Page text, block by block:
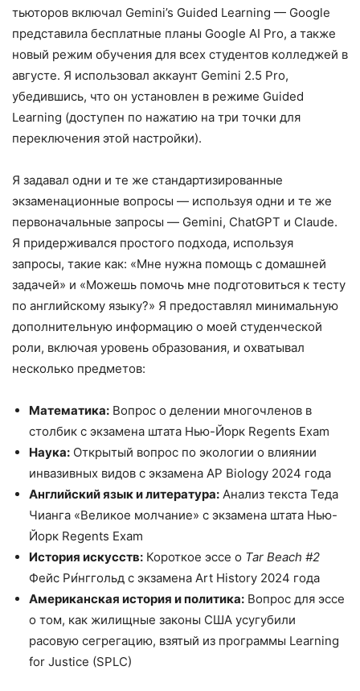
тьюторов включал Gemini’s Guided Learning — Google
представила бесплатные планы Google AI Pro, а также
новый режим обучения для всех студентов колледжей в
августе. Я использовал аккаунт Gemini 2.5 Pro,
убедившись, что он установлен в режиме Guided
Learning (доступен по нажатию на три точки для
переключения этой настройки).
Я задавал одни и те же стандартизированные
экзаменационные вопросы — используя одни и те же
первоначальные запросы — Gemini, ChatGPT и Claude.
Я придерживался простого подхода, используя
запросы, такие как: «Мне нужна помощь с домашней
задачей» и «Можешь помочь мне подготовиться к тесту
по английскому языку?» Я предоставлял минимальную
дополнительную информацию о моей студенческой
роли, включая уровень образования, и охватывал
несколько предметов:
Математика: Вопрос о делении многочленов в
столбик с экзамена штата Нью-Йорк Regents Exam
Наука: Открытый вопрос по экологии о влиянии
инвазивных видов с экзамена AP Biology 2024 года
Английский язык и литература: Анализ текста Теда
Чианга «Великое молчание» с экзамена штата Нью-
Йорк Regents Exam
История искусств: Короткое эссе о Tar Beach #2
Фейс Ри́нггольд с экзамена Art History 2024 года
Американская история и политика: Вопрос для эссе
о том, как жилищные законы США усугубили
расовую сегрегацию, взятый из программы Learning
for Justice (SPLC)